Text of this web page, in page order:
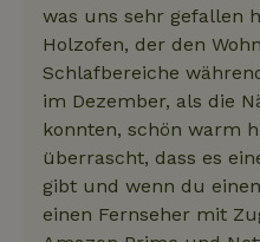
was uns sehr gefallen
Holzofen, der den
Schlafbereiche
im Dezember, als die
konnten, schön warm
überrascht, dass es
gibt und wenn du
einen Fernseher mit